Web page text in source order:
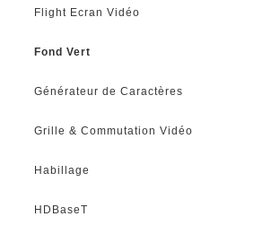
Flight Ecran Vidéo
Fond Vert
Générateur de Caractères
Grille & Commutation Vidéo
Habillage
HDBaseT